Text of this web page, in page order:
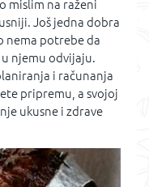
mislim na raženi
Još jedna dobra
nema potrebe da
u njemu odvijaju.
i računanja
pripremu, a svojoj
ukusne i zdrave